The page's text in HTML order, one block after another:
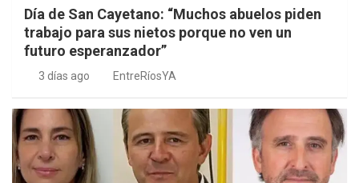
Día de San Cayetano: “Muchos abuelos piden
trabajo para sus nietos porque no ven un
futuro esperanzador”
3 días ago EntreRíosYA